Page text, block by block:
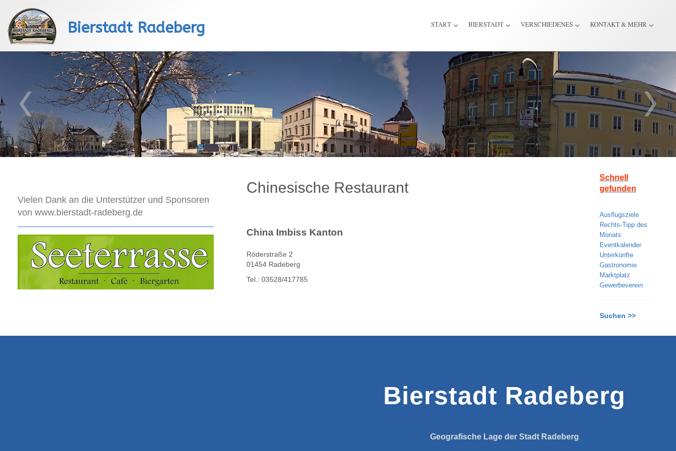
Bierstadt Radeberg START BIERSTADT VERSCHIEDENES KONTAKT & MEHR
Vielen Dank an die Unterstützer und Sponsoren
von www.bierstadt-radeberg.de
Chinesische Restaurant
China Imbiss Kanton
Röderstraße 2
01454 Radeberg
Tel.: 03528/417785
Schnell
gefunden
Ausflugsziele
Rechts-Tipp des
Monats
Eventkalender
Unterkünfte
Gastronomie
Marktplatz
Gewerbeverein
Suchen >>
Bierstadt Radeberg
Geografische Lage der Stadt Radeberg